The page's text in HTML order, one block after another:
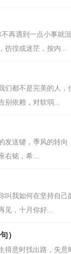
再遇到一点小事就
彷徨或迷茫，按内...
都不是完美的人
别依赖，对软弱...
送键，季风的转
右铭，希...
我如何在坚持自
见，十月你好...
）
意时找出路，失